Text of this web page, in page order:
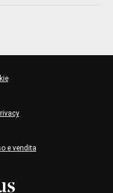
e vendita